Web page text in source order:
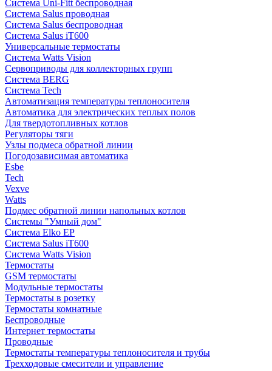
Система Uni-Fitt беспроводная
Система Salus проводная
Система Salus беспроводная
Система Salus iT600
Универсальные термостаты
Система Watts Vision
Сервоприводы для коллекторных групп
Система BERG
Система Tech
Автоматизация температуры теплоносителя
Автоматика для электрических теплых полов
Для твердотопливных котлов
Регуляторы тяги
Узлы подмеса обратной линии
Погодозависимая автоматика
Esbe
Tech
Vexve
Watts
Подмес обратной линии напольных котлов
Системы "Умный дом"
Система Elko EP
Система Salus iT600
Система Watts Vision
Термостаты
GSM термостаты
Модульные термостаты
Термостаты в розетку
Термостаты комнатные
Беспроводные
Интернет термостаты
Проводные
Термостаты температуры теплоносителя и трубы
Трехходовые смесители и управление